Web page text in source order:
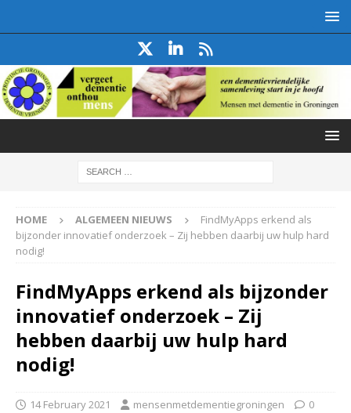
HOME ALGEMEEN NIEUWS
FindMyApps erkend als
bijzonder innovatief onderzoek – Zij hebben daarbij uw hulp hard
nodig!
FindMyApps erkend als bijzonder
innovatief onderzoek – Zij
hebben daarbij uw hulp hard
nodig!
14 February 2021 mensenmetdementiegroningen 0